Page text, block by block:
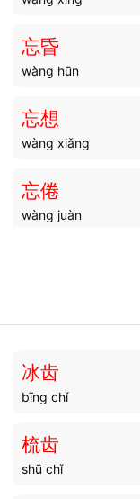
忘昏
wàng hūn
忘想
wàng xiǎng
忘倦
wàng juàn
冰齿
bīng chǐ
梳齿
shū chǐ